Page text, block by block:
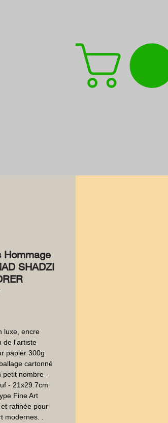
Hommage
SHADZI
luxe, encre
de l'artiste
papier 300g
cartonné
petit nombre -
- 21x29.7cm
Fine Art
rafinée pour
.